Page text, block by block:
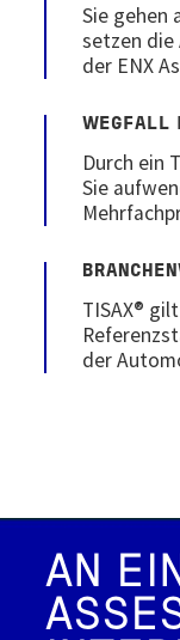
Sie gehen
setzen die
der ENX
WEGFALL
Durch ein
Sie
TISAX®
der
AN